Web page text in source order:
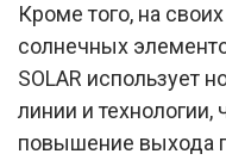
Кроме того, на
солнечных
SOLAR использует
линии и технологии,
повышение выхода